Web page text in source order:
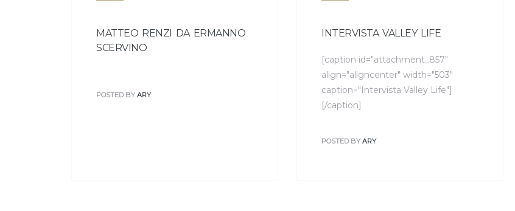
MATTEO RENZI DA ERMANNO
SCERVINO
POSTED BY ARY
INTERVISTA VALLEY LIFE
[caption id="attachment_857"
align="aligncenter" width="503"
caption="Intervista Valley Life"]
[/caption]
POSTED BY ARY